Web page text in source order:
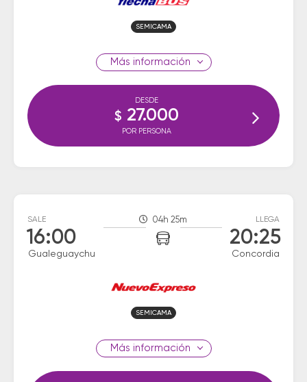
SEMICAMA
información
DESDE
$ 27.000
POR PERSONA
SALE
16:00
Gualeguaychu
04h 25m LLEGA
20:25
Concordia
SEMICAMA
información